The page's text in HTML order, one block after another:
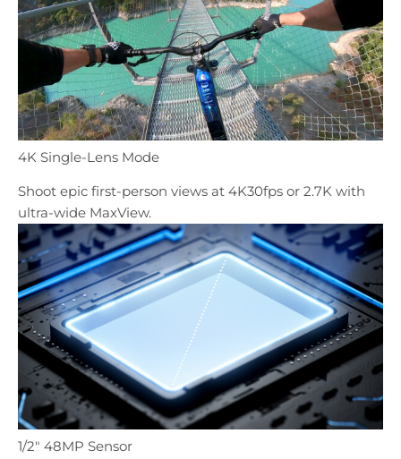
4K Single-Lens Mode
Shoot epic first-person views at 4K30fps or 2.7K with
ultra-wide MaxView.
1/2" 48MP Sensor